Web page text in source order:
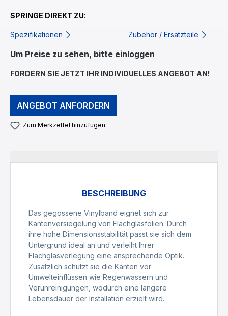
SPRINGE DIREKT ZU:
Spezifikationen Zubehör / Ersatzteile
Um Preise zu sehen, bitte einloggen
FORDERN SIE JETZT IHR INDIVIDUELLES ANGEBOT AN!
ANGEBOT ANFORDERN
Zum Merkzettel hinzufügen
BESCHREIBUNG
Das gegossene Vinylband eignet sich zur
Kantenversiegelung von Flachglasfolien. Durch
ihre hohe Dimensionsstabilität passt sie sich dem
Untergrund ideal an und verleiht Ihrer
Flachglasverlegung eine ansprechende Optik.
Zusätzlich schützt sie die Kanten vor
Umwelteinflüssen wie Regenwassern und
Verunreinigungen, wodurch eine längere
Lebensdauer der Installation erzielt wird.